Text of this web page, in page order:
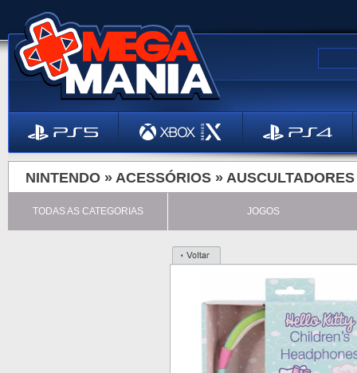
NINTENDO » ACESSÓRIOS » AUSCULTADORES
TODAS AS CATEGORIAS JOGOS